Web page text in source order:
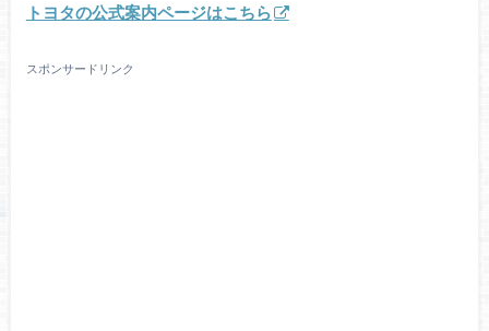
トヨタの公式案内ページはこちら
スポンサードリンク